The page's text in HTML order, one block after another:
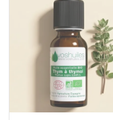
Thym à linalol
5,95
9,90